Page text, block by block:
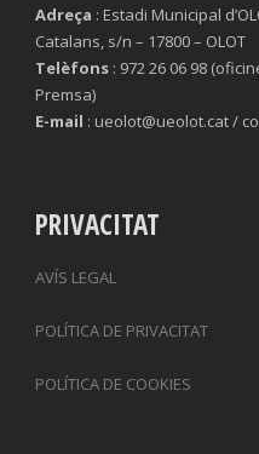
Adreça : Estadi Municipal
Catalans, s/n – 17800 – OLOT
Telèfons : 972 26 06 98
Premsa)
E-mail : ueolot@ueolot.cat /
PRIVACITAT
AVÍS LEGAL
POLÍTICA DE PRIVACITAT
POLÍTICA DE COOKIES